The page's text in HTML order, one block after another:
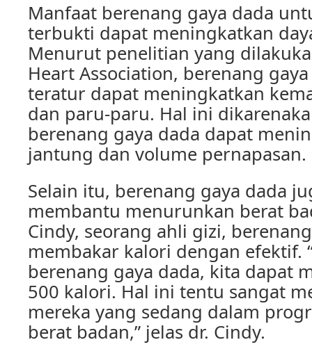
Manfaat berenang gaya dada
terbukti dapat meningkatkan
Menurut penelitian yang
Heart Association, berenang
teratur dapat meningkatkan
dan paru-paru. Hal ini
berenang gaya dada dapat
jantung dan volume pernapasan.
Selain itu, berenang gaya dada
membantu menurunkan berat
Cindy, seorang ahli gizi,
membakar kalori dengan efektif.
berenang gaya dada, kita dapat
500 kalori. Hal ini tentu sangat
mereka yang sedang dalam
berat badan,” jelas dr. Cindy.